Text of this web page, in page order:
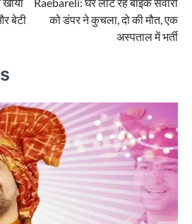
बेटी
Raebareli: घर लौट रहे बाइक सवारों
को डंपर ने कुचला, दो की मौत, एक
अस्पताल में भर्ती